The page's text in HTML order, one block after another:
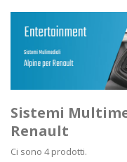
Sistemi
Renault
Ci sono 4 prodotti.